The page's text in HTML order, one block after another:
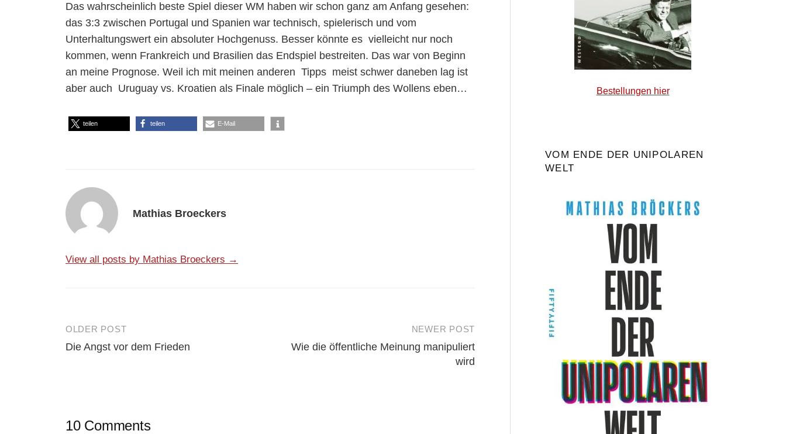
Das wahrscheinlich beste Spiel dieser WM haben wir schon ganz am Anfang gesehen:
das 3:3 zwischen Portugal und Spanien war technisch, spielerisch und vom
Unterhaltungswert ein absoluter Hochgenuss. Besser könnte es vielleicht nur noch
kommen, wenn Frankreich und Brasilien das Endspiel bestreiten. Das war von Beginn
an meine Prognose. Weil ich mit meinen anderen Tipps meist schwer daneben lag ist
aber auch Uruguay vs. Kroatien als Finale möglich – ein Triumph des Wollens eben…
teilen teilen E-Mail
Mathias Broeckers
View all posts by Mathias Broeckers →
Post
navigation
OLDER POST
Die Angst vor dem Frieden
NEWER POST
Wie die öffentliche Meinung manipuliert
wird
10 Comments
Bestellungen hier
VOM ENDE DER UNIPOLAREN
WELT